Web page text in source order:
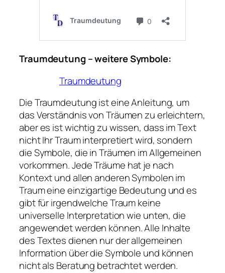
Traumdeutung – weitere Symbole:
Traumdeutung
Die Traumdeutung ist eine Anleitung, um
das Verständnis von Träumen zu erleichtern,
aber es ist wichtig zu wissen, dass im Text
nicht Ihr Traum interpretiert wird, sondern
die Symbole, die in Träumen im Allgemeinen
vorkommen. Jede Träume hat je nach
Kontext und allen anderen Symbolen im
Traum eine einzigartige Bedeutung und es
gibt für irgendwelche Traum keine
universelle Interpretation wie unten, die
angewendet werden können. Alle Inhalte
des Textes dienen nur der allgemeinen
Information über die Symbole und können
nicht als Beratung betrachtet werden.